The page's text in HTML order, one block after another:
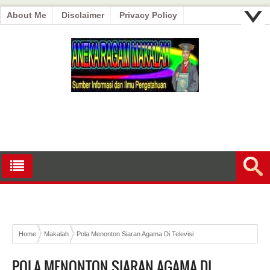
About Me Disclaimer Privacy Policy
Home Makalah Pola Menonton Siaran Agama Di Televisi